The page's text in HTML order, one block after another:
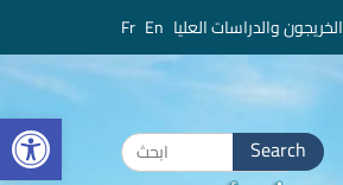
الخريجون والدراسات العليا
Search
for: